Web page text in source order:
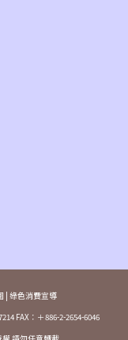
2018.12-
| 綠色消費宣導
FAX：＋886-2-2654-6046